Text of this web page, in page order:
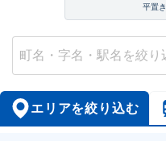
平置き
エリアを絞り込む